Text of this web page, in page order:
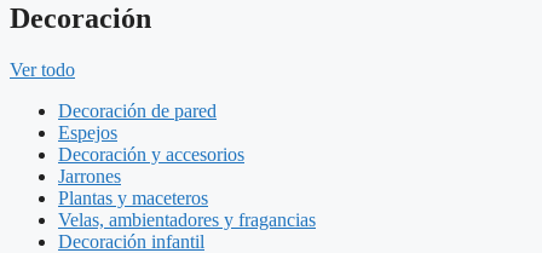
Decoración
Ver todo
Decoración de pared
Espejos
Decoración y accesorios
Jarrones
Plantas y maceteros
Velas, ambientadores y fragancias
Decoración infantil